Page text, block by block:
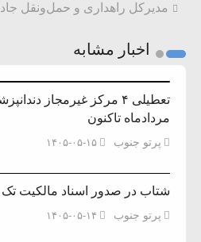
مدیرکل راهداری و حمل‌ونقل
اخبار مشابه
تعطیلی ۴ مرکز غیرمجاز
مردادماه تاکنون
پرتو جنوب ۱۴۰۵-۰۵-۱۵
شتاب در صدور اسناد مالکیت
پرتو جنوب ۱۴۰۵-۰۵-۱۴